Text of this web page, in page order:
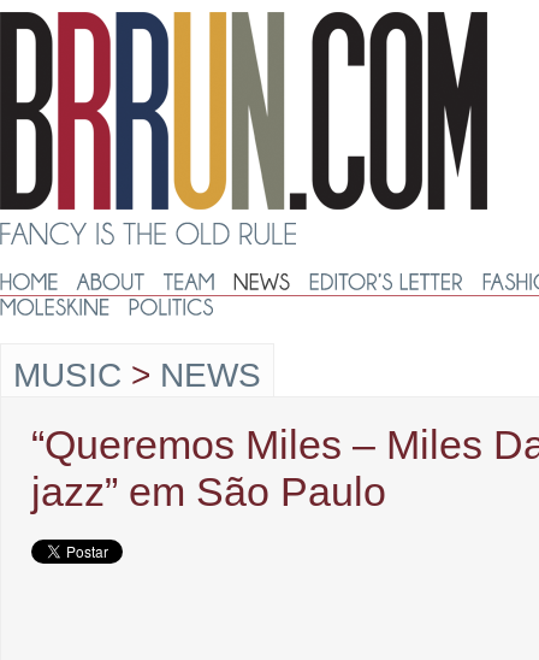
MUSIC > NEWS
“Queremos Miles – Miles
jazz” em São Paulo